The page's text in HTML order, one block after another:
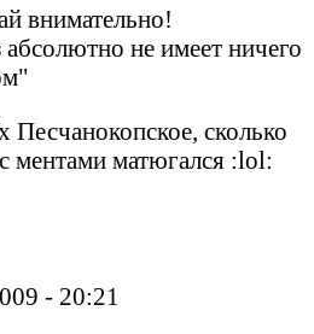
внимательно!
абсолютно не имеет ничего
Песчанокопское, сколько
ментами матюгался :lol:
- 20:21